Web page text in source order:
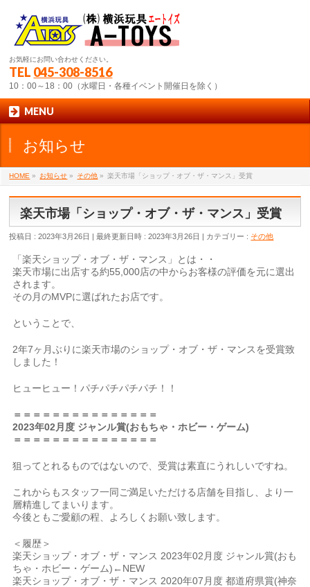
お気軽にお問い合わせください。
TEL 045-308-8516
10：00～18：00（水曜日・各種イベント開催日を除く）
MENU
お知らせ
HOME » お知らせ » その他 » 楽天市場「ショップ・オブ・ザ・マンス」受賞
楽天市場「ショップ・オブ・ザ・マンス」受賞
投稿日 : 2023年3月26日 最終更新日時 : 2023年3月26日 カテゴリー : その他
「楽天ショップ・オブ・ザ・マンス」とは・・
楽天市場に出店する約55,000店の中からお客様の評価を元に選出
されます。
その月のMVPに選ばれたお店です。
ということで、
2年7ヶ月ぶりに楽天市場のショップ・オブ・ザ・マンスを受賞致
しました！
ヒューヒュー！パチパチパチパチ！！
＝＝＝＝＝＝＝＝＝＝＝＝＝＝＝
2023年02月度 ジャンル賞(おもちゃ・ホビー・ゲーム)
＝＝＝＝＝＝＝＝＝＝＝＝＝＝＝
狙ってとれるものではないので、受賞は素直にうれしいですね。
これからもスタッフ一同ご満足いただける店舗を目指し、より一
層精進してまいります。
今後ともご愛顧の程、よろしくお願い致します。
＜履歴＞
楽天ショップ・オブ・ザ・マンス 2023年02月度 ジャンル賞(おも
ちゃ・ホビー・ゲーム)←NEW
楽天ショップ・オブ・ザ・マンス 2020年07月度 都道府県賞(神奈